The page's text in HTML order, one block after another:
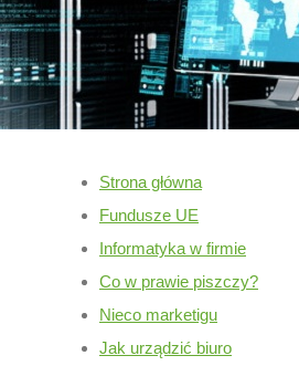
Strona główna
Fundusze UE
Informatyka w firmie
Co w prawie piszczy?
Nieco marketigu
Jak urządzić biuro